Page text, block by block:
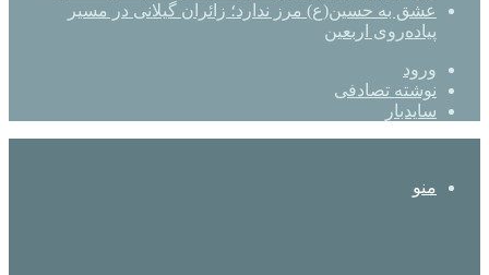
عشق به حسین(ع) مرز ندارد؛ زائران گیلانی در مسیر
پیاده‌روی اربعین
ورود
نوشته تصادفی
سایدبار
منو